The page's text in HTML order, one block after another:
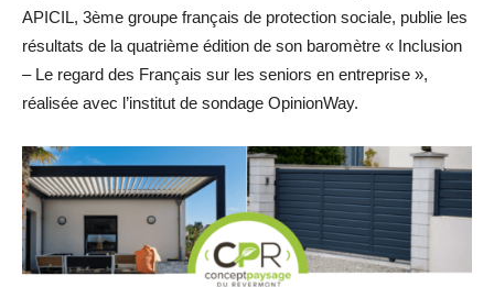
APICIL, 3ème groupe français de protection sociale, publie les
résultats de la quatrième édition de son baromètre « Inclusion
– Le regard des Français sur les seniors en entreprise »,
réalisée avec l’institut de sondage OpinionWay.